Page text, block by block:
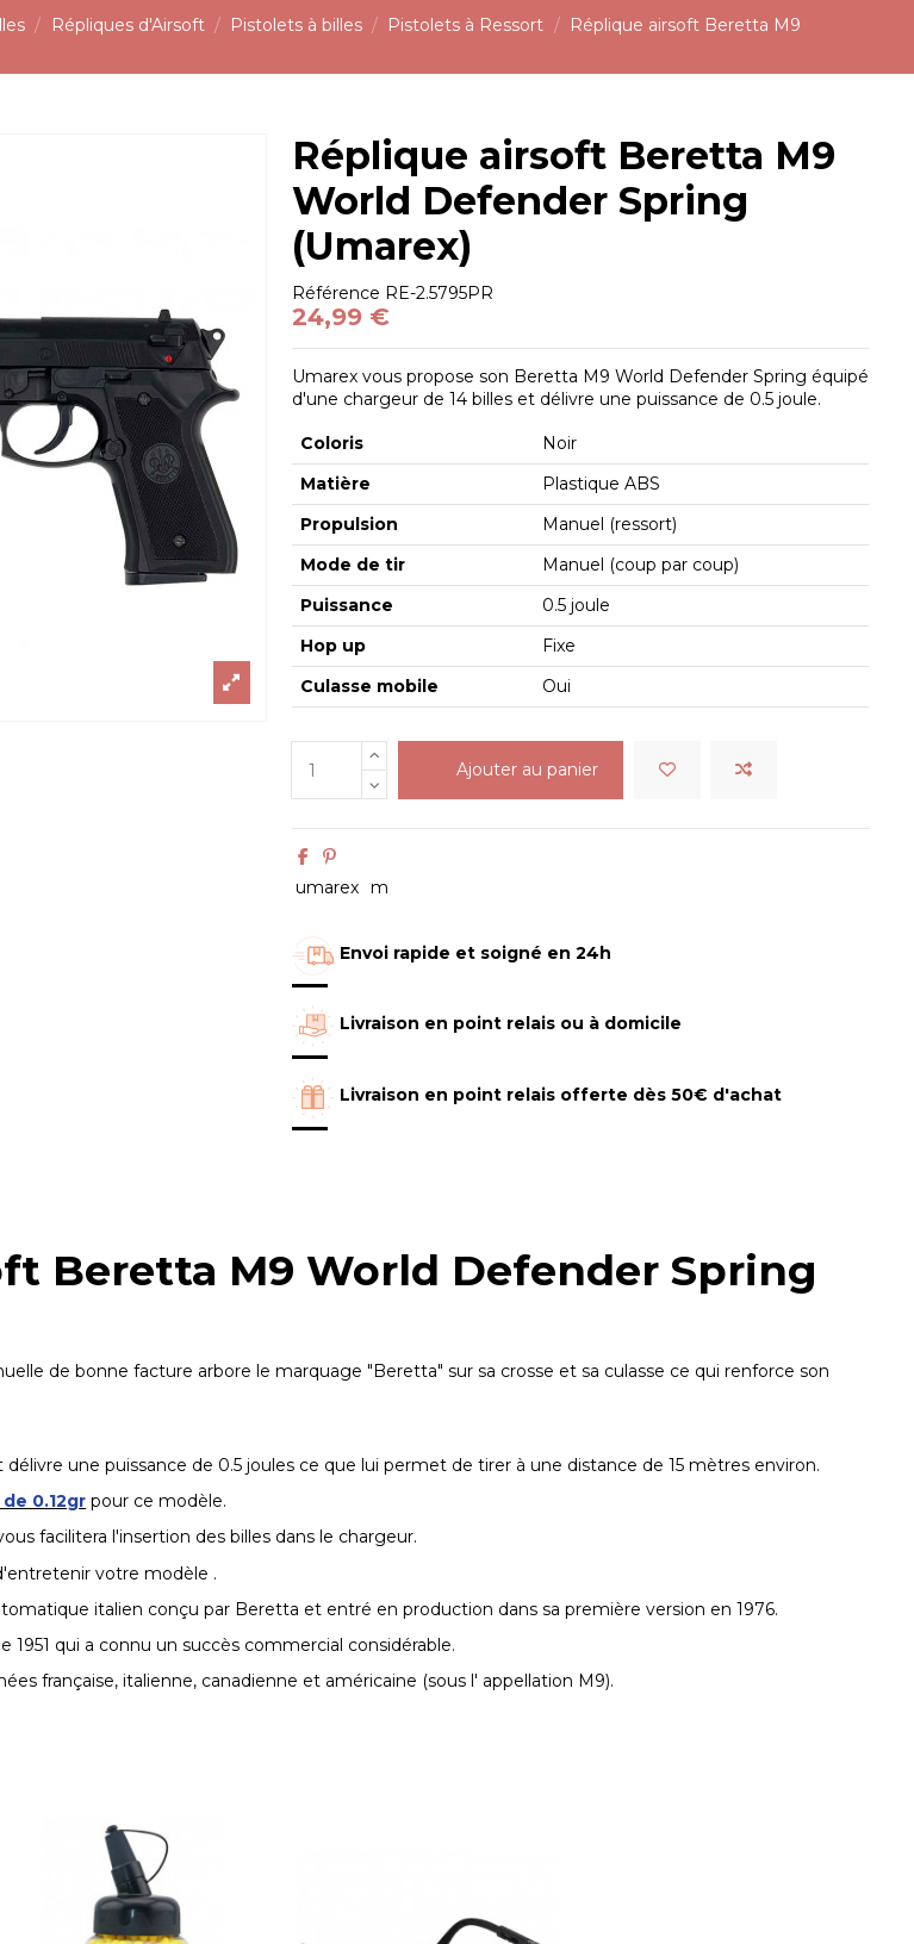
Répliques d'Airsoft Pistolets à billes Pistolets à Ressort
Réplique airsoft Beretta M9
Réplique airsoft Beretta M9
World Defender Spring
(Umarex)
Référence RE-2.5795PR
24,99 €
Umarex vous propose son Beretta M9 World Defender Spring équipé
d'une chargeur de 14 billes et délivre une puissance de 0.5 joule.
Coloris
Noir
Matière
Plastique ABS
Propulsion
Manuel (ressort)
Mode de tir
Manuel (coup par coup)
Puissance
0.5 joule
Hop up
Fixe
Culasse mobile
Oui
Ajouter au panier
umarex m
Envoi rapide et soigné en 24h
Livraison en point relais ou à domicile
Livraison en point relais offerte dès 50€ d'achat
Beretta M9 World Defender Spring
de bonne facture arbore le marquage "Beretta" sur sa crosse et sa culasse ce qui renforce son
délivre une puissance de 0.5 joules ce que lui permet de tirer à une distance de 15 mètres environ.
0.12gr pour ce modèle.
facilitera l'insertion des billes dans le chargeur.
votre modèle .
italien conçu par Beretta et entré en production dans sa première version en 1976.
qui a connu un succès commercial considérable.
française, italienne, canadienne et américaine (sous l' appellation M9).